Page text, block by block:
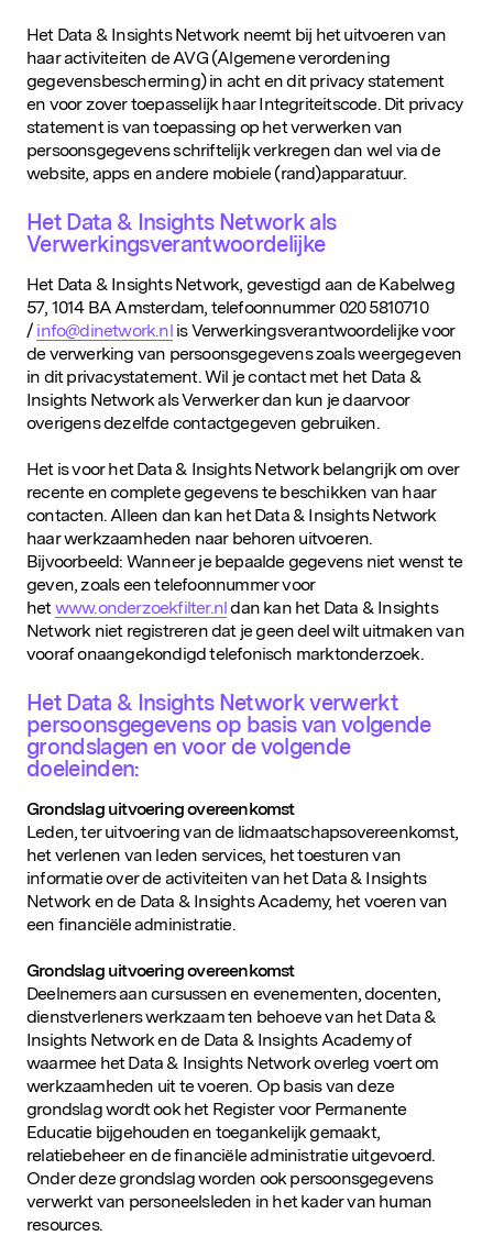
Het Data & Insights Network neemt bij het uitvoeren van
haar activiteiten de AVG (Algemene verordening
gegevensbescherming) in acht en dit privacy statement
en voor zover toepasselijk haar Integriteitscode. Dit privacy
statement is van toepassing op het verwerken van
persoonsgegevens schriftelijk verkregen dan wel via de
website, apps en andere mobiele (rand)apparatuur.
Het Data & Insights Network als
Verwerkingsverantwoordelijke
Het Data & Insights Network, gevestigd aan de Kabelweg
57, 1014 BA Amsterdam, telefoonnummer 020 5810710
/ info@dinetwork.nlis Verwerkingsverantwoordelijke voor
de verwerking van persoonsgegevens zoals weergegeven
in dit privacystatement. Wil je contact met het Data &
Insights Network als Verwerker dan kun je daarvoor
overigens dezelfde contactgegeven gebruiken.
Het is voor het Data & Insights Network belangrijk om over
recente en complete gegevens te beschikken van haar
contacten. Alleen dan kan het Data & Insights Network
haar werkzaamheden naar behoren uitvoeren.
Bijvoorbeeld: Wanneer je bepaalde gegevens niet wenst te
geven, zoals een telefoonnummer voor
het www.onderzoekfilter.nldan kan het Data & Insights
Network niet registreren dat je geen deel wilt uitmaken van
vooraf onaangekondigd telefonisch marktonderzoek.
Het Data & Insights Network verwerkt
persoonsgegevens op basis van volgende
grondslagen en voor de volgende
doeleinden:
Grondslag uitvoering overeenkomst
Leden, ter uitvoering van de lidmaatschapsovereenkomst,
het verlenen van leden services, het toesturen van
informatie over de activiteiten van het Data & Insights
Network en de Data & Insights Academy, het voeren van
een financiële administratie.
Grondslag uitvoering overeenkomst
Deelnemers aan cursussen en evenementen, docenten,
dienstverleners werkzaam ten behoeve van het Data &
Insights Network en de Data & Insights Academy of
waarmee het Data & Insights Network overleg voert om
werkzaamheden uit te voeren. Op basis van deze
grondslag wordt ook het Register voor Permanente
Educatie bijgehouden en toegankelijk gemaakt,
relatiebeheer en de financiële administratie uitgevoerd.
Onder deze grondslag worden ook persoonsgegevens
verwerkt van personeelsleden in het kader van human
resources.